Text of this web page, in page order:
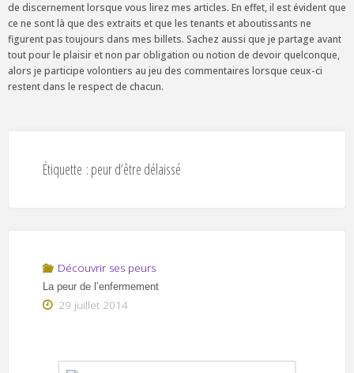
de discernement lorsque vous lirez mes articles. En effet, il est évident que
ce ne sont là que des extraits et que les tenants et aboutissants ne
figurent pas toujours dans mes billets. Sachez aussi que je partage avant
tout pour le plaisir et non par obligation ou notion de devoir quelconque,
alors je participe volontiers au jeu des commentaires lorsque ceux-ci
restent dans le respect de chacun.
Étiquette : peur d’être délaissé
Découvrir ses peurs
La peur de l’enfermement
29 juillet 2014